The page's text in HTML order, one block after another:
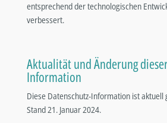
entsprechend der technologischen
verbessert.
Aktualität und Änderung
Information
Diese Datenschutz-Information ist aktuell
Stand 21. Januar 2024.